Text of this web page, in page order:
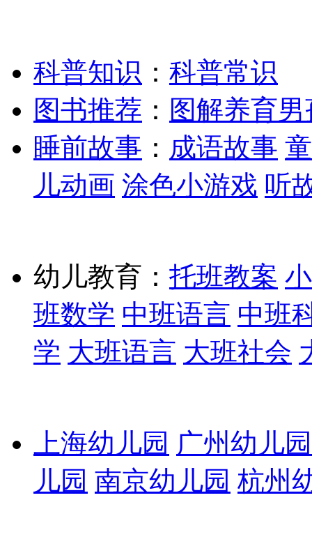
科普知识 ： 科普常识
图书推荐 ： 图解养育男
睡前故事 ： 成语故事
儿动画 涂色小游戏 听
幼儿教育： 托班教案
班数学 中班语言 中班
学 大班语言 大班社会
上海幼儿园 广州幼儿园
儿园 南京幼儿园 杭州